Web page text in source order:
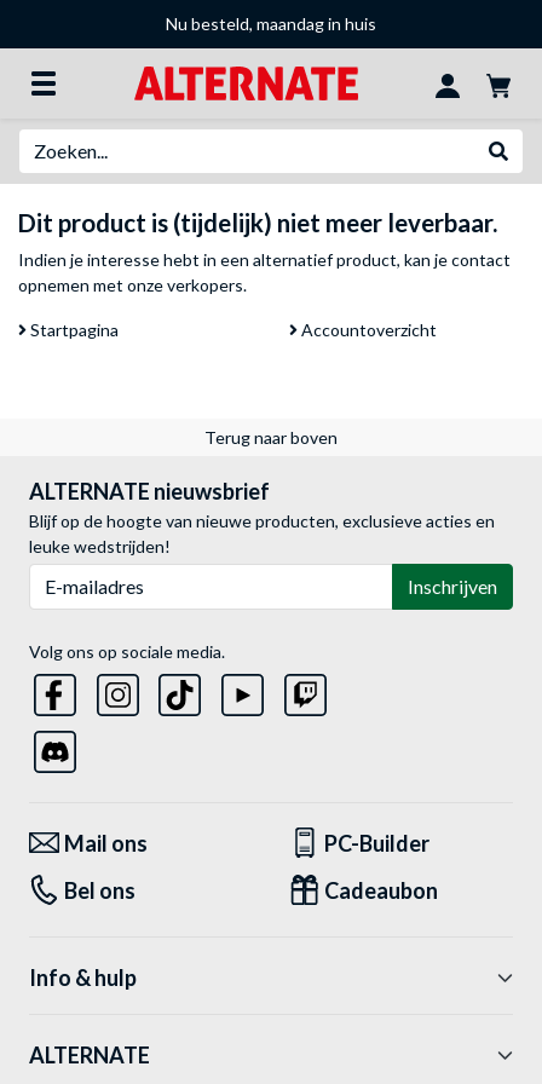
Nu besteld, maandag in huis
Dit product is (tijdelijk) niet meer leverbaar.
Indien je interesse hebt in een alternatief product, kan jecontact
opnemen met onze verkopers.
Startpagina Accountoverzicht
Terug naar boven
ALTERNATE nieuwsbrief
Blijf op de hoogte van nieuwe producten, exclusieve acties en
leuke wedstrijden!
Inschrijven
Volg ons op sociale media.
Mail ons
PC-Builder
Bel ons
Cadeaubon
Info & hulp
ALTERNATE